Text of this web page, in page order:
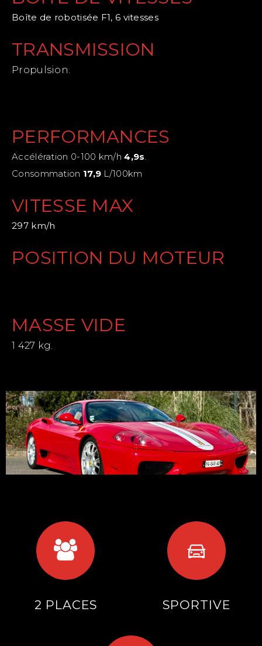
Boîte de robotisée F1, 6 vitesses
TRANSMISSION
Propulsion.
PERFORMANCES
Accélération 0-100 km/h4,9s
Consommation 17,9 L/100km
VITESSE MAX
297 km/h
POSITION DU MOTEUR
MASSE VIDE
1 427 kg.
2 PLACES SPORTIVE